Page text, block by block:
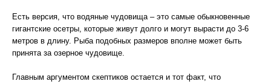
Есть версия, что водяные чудовища – это самые обыкновенные
гигантские осетры, которые живут долго и могут вырасти до 3-6
метров в длину. Рыба подобных размеров вполне может быть
принята за озерное чудовище.
Главным аргументом скептиков остается и тот факт, что